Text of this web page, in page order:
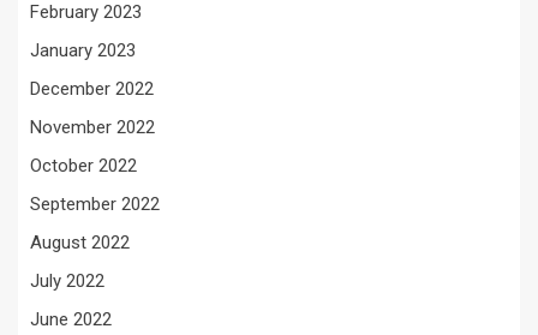
February 2023
January 2023
December 2022
November 2022
October 2022
September 2022
August 2022
July 2022
June 2022